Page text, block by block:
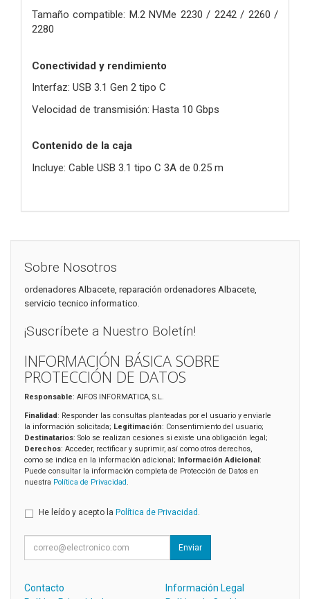
Tamaño compatible: M.2 NVMe 2230 / 2242 / 2260 /
2280
Conectividad y rendimiento
Interfaz: USB 3.1 Gen 2 tipo C
Velocidad de transmisión: Hasta 10 Gbps
Contenido de la caja
Incluye: Cable USB 3.1 tipo C 3A de 0.25 m
Sobre Nosotros
ordenadores Albacete, reparación ordenadores Albacete,
servicio tecnico informatico.
¡Suscríbete a Nuestro Boletín!
INFORMACIÓN BÁSICA SOBRE
PROTECCIÓN DE DATOS
Responsable: AIFOS INFORMATICA, S.L.
Finalidad: Responder las consultas planteadas por el usuario y enviarle
la información solicitada; Legitimación: Consentimiento del usuario;
Destinatarios: Solo se realizan cesiones si existe una obligación legal;
Derechos: Acceder, rectificar y suprimir, así como otros derechos,
como se indica en la información adicional; Información Adicional:
Puede consultar la información completa de Protección de Datos en
nuestra Política de Privacidad.
He leído y acepto la Política de Privacidad .
Enviar
Contacto
Información Legal